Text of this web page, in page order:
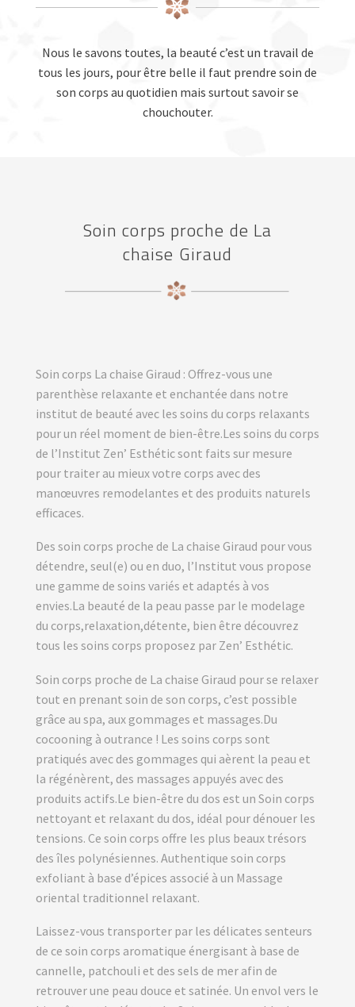
Nous le savons toutes, la beauté c’est un travail de
tous les jours, pour être belle il faut prendre soin de
son corps au quotidien mais surtout savoir se
chouchouter.
Soin corps proche de La
chaise Giraud
Soin corps La chaise Giraud : Offrez-vous une
parenthèse relaxante et enchantée dans notre
institut de beauté avec les soins du corps relaxants
pour un réel moment de bien-être.Les soins du corps
de l’Institut Zen’ Esthétic sont faits sur mesure
pour traiter au mieux votre corps avec des
manœuvres remodelantes et des produits naturels
efficaces.
Des soin corps proche de La chaise Giraud pour vous
détendre, seul(e) ou en duo, l’Institut vous propose
une gamme de soins variés et adaptés à vos
envies.La beauté de la peau passe par le modelage
du corps,relaxation,détente, bien être découvrez
tous les soins corps proposez par Zen’ Esthétic.
Soin corps proche de La chaise Giraud pour se relaxer
tout en prenant soin de son corps, c’est possible
grâce au spa, aux gommages et massages.Du
cocooning à outrance ! Les soins corps sont
pratiqués avec des gommages qui aèrent la peau et
la régénèrent, des massages appuyés avec des
produits actifs.Le bien-être du dos est un Soin corps
nettoyant et relaxant du dos, idéal pour dénouer les
tensions. Ce soin corps offre les plus beaux trésors
des îles polynésiennes. Authentique soin corps
exfoliant à base d’épices associé à un Massage
oriental traditionnel relaxant.
Laissez-vous transporter par les délicates senteurs
de ce soin corps aromatique énergisant à base de
cannelle, patchouli et des sels de mer afin de
retrouver une peau douce et satinée. Un envol vers le